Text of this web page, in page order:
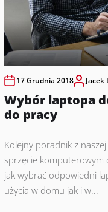
17 Grudnia 2018
Wybór laptopa
do pracy
Kolejny poradnik z
sprzęcie komputerowym
jak wybrać odpowiedni
użycia w domu jak i w...